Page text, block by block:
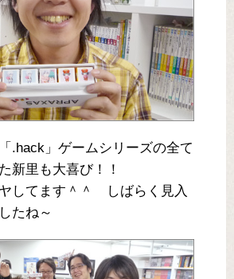
.hack」ゲームシリーズの全て
新里も大喜び！！
してます＾＾ しばらく見入
たね～